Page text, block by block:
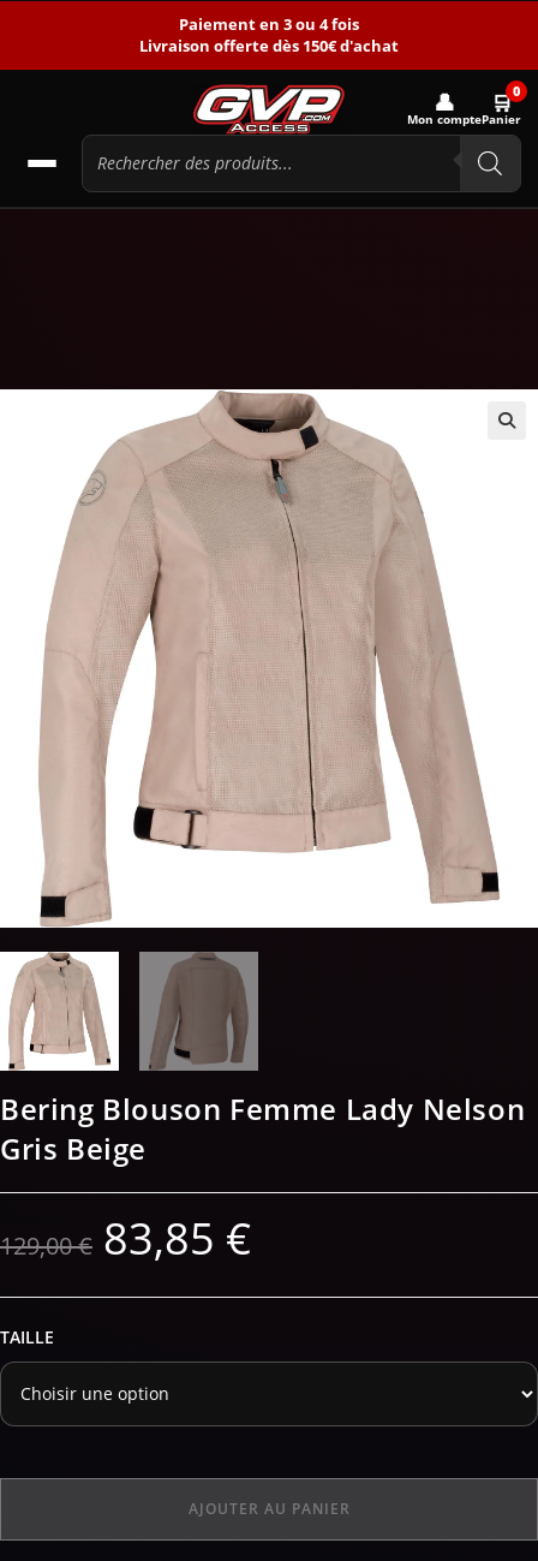
Paiement en 3 ou 4 fois
Livraison offerte dès 150€ d'achat
👤
Mon compte
🛒0
Panier
-35%
Bering Blouson Femme Lady Nelson
Gris Beige
129,00€ 83,85 €
TAILLE
AJOUTER AU PANIER